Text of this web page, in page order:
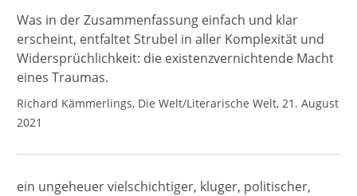
Was in der Zusammenfassung einfach und klar
erscheint, entfaltet Strubel in aller Komplexität und
Widersprüchlichkeit: die existenzvernichtende Macht
eines Traumas.
Richard Kämmerlings, Die Welt/Literarische Welt, 21. August
2021
ein ungeheuer vielschichtiger, kluger, politischer,